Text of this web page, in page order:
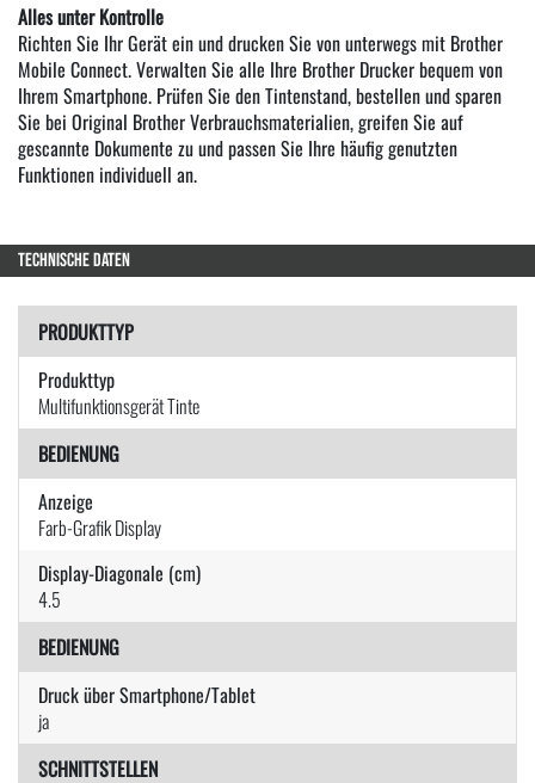
Alles unter Kontrolle
Richten Sie Ihr Gerät ein und drucken Sie von unterwegs mit Brother
Mobile Connect. Verwalten Sie alle Ihre Brother Drucker bequem von
Ihrem Smartphone. Prüfen Sie den Tintenstand, bestellen und sparen
Sie bei Original Brother Verbrauchsmaterialien, greifen Sie auf
gescannte Dokumente zu und passen Sie Ihre häufig genutzten
Funktionen individuell an.
TECHNISCHE DATEN
PRODUKTTYP
Produkttyp
Multifunktionsgerät Tinte
BEDIENUNG
Anzeige
Farb-Grafik Display
Display-Diagonale (cm)
4.5
BEDIENUNG
Druck über Smartphone/Tablet
ja
SCHNITTSTELLEN